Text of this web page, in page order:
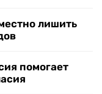
лишить
помогает